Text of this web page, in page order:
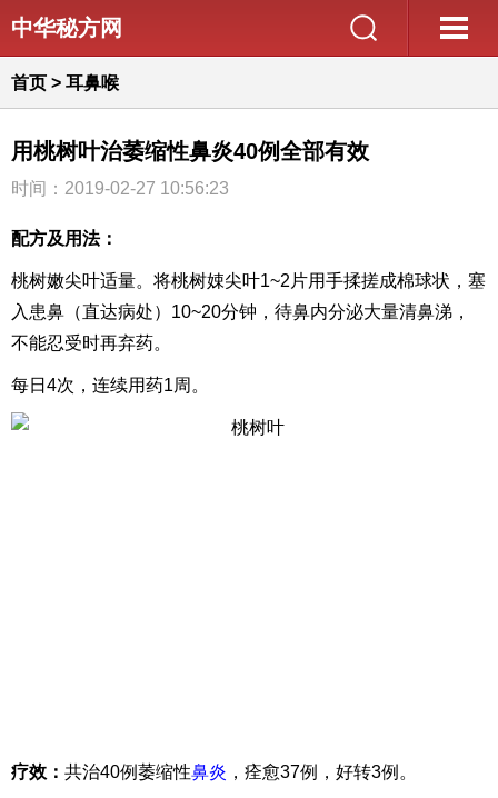
中华秘方网
首页 > 耳鼻喉
用桃树叶治萎缩性鼻炎40例全部有效
时间：2019-02-27 10:56:23
配方及用法：
桃树嫩尖叶适量。将桃树娕尖叶1~2片用手揉搓成棉球状，塞
入患鼻（直达病处）10~20分钟，待鼻内分泌大量清鼻涕，
不能忍受时再弃药。
每日4次，连续用药1周。
疗效： 共治40例萎缩性鼻炎 ，痊愈37例，好转3例。